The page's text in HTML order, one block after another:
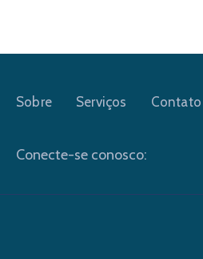
Sobre Serviços Contato
Conecte-se conosco: